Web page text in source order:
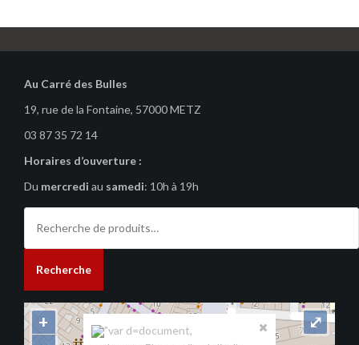
Au Carré des Bulles
19, rue de la Fontaine, 57000 METZ
03 87 35 72 14
Horaires d’ouverture :
Du mercredi au samedi: 10h à 19h
pour :
Recherche
"var d=document,
+
⤢